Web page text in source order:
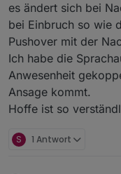
es ändert sich bei
bei Einbruch so wie
Pushover mit der
Ich habe die
Anwesenheit
Ansage kommt.
Hoffe ist so
S 1 Antwort